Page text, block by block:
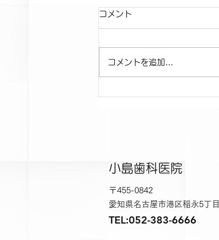
コメント
コメントを追加…
小島歯科医院
〒455-0842
愛知県名古屋市港区稲永5丁
TEL:052-383-6666